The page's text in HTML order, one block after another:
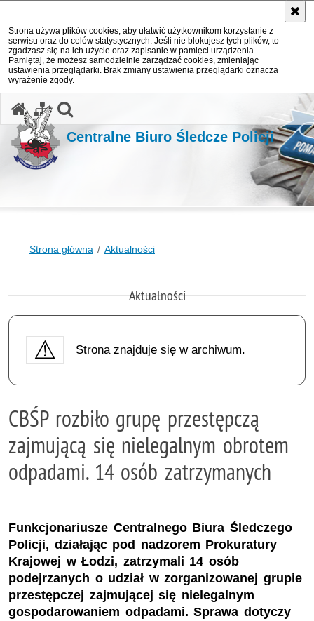
Strona używa plików cookies, aby ułatwić użytkownikom korzystanie z
serwisu oraz do celów statystycznych. Jeśli nie blokujesz tych plików, to
zgadzasz się na ich użycie oraz zapisanie w pamięci urządzenia.
Pamiętaj, że możesz samodzielnie zarządzać cookies, zmieniając
ustawienia przeglądarki. Brak zmiany ustawienia przeglądarki oznacza
wyrażenie zgody.
Centralne Biuro Śledcze Policji
Strona główna Aktualności
Aktualności
Strona znajduje się w archiwum.
CBŚP rozbiło grupę przestępczą
zajmującą się nielegalnym obrotem
odpadami. 14 osób zatrzymanych
Funkcjonariusze Centralnego Biura Śledczego
Policji, działając pod nadzorem Prokuratury
Krajowej w Łodzi, zatrzymali 14 osób
podejrzanych o udział w zorganizowanej grupie
przestępczej zajmującej się nielegalnym
gospodarowaniem odpadami. Sprawa dotyczy